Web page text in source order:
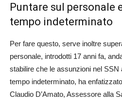
Puntare sul personale
tempo indeterminato
Per fare questo, serve inoltre
personale, introdotti 17 anni fa,
stabilire che le assunzioni nel
tempo indeterminato, ha
Claudio D’Amato, Assessore alla